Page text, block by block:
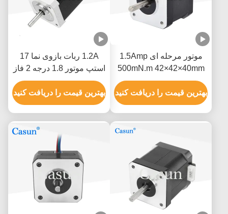
موتور مرحله ای 1.5Amp
500mN.m 42×42×40mm
NEMA 17 با ISO CE
بهترین قیمت را دریافت کنید
1.2A ربات بازوی نما 17
استپ موتور 1.8 درجه 2 فاز
با دقت بالا
بهترین قیمت را دریافت کنید